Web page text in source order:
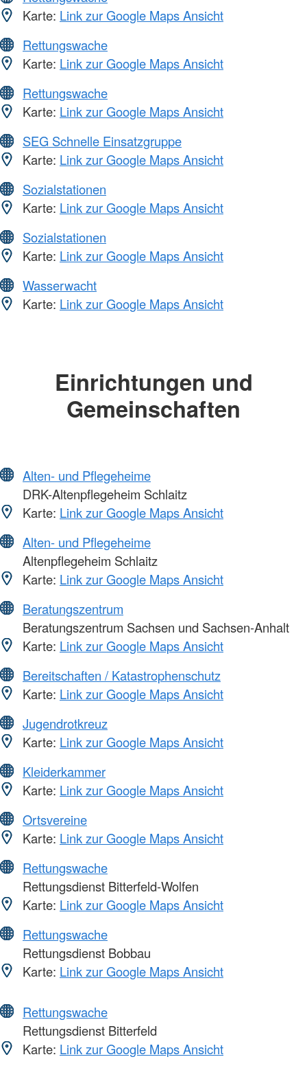
Karte: Link zur Google Maps Ansicht
Rettungswache
Karte: Link zur Google Maps Ansicht
Rettungswache
Karte: Link zur Google Maps Ansicht
SEG Schnelle Einsatzgruppe
Karte: Link zur Google Maps Ansicht
Sozialstationen
Karte: Link zur Google Maps Ansicht
Sozialstationen
Karte: Link zur Google Maps Ansicht
Wasserwacht
Karte: Link zur Google Maps Ansicht
Einrichtungen und
Gemeinschaften
Alten- und Pflegeheime
DRK-Altenpflegeheim Schlaitz
Karte: Link zur Google Maps Ansicht
Alten- und Pflegeheime
Altenpflegeheim Schlaitz
Karte: Link zur Google Maps Ansicht
Beratungszentrum
Beratungszentrum Sachsen und Sachsen-Anhalt
Karte: Link zur Google Maps Ansicht
Bereitschaften / Katastrophenschutz
Karte: Link zur Google Maps Ansicht
Jugendrotkreuz
Karte: Link zur Google Maps Ansicht
Kleiderkammer
Karte: Link zur Google Maps Ansicht
Ortsvereine
Karte: Link zur Google Maps Ansicht
Rettungswache
Rettungsdienst Bitterfeld-Wolfen
Karte: Link zur Google Maps Ansicht
Rettungswache
Rettungsdienst Bobbau
Karte: Link zur Google Maps Ansicht
Rettungswache
Rettungsdienst Bitterfeld
Karte: Link zur Google Maps Ansicht